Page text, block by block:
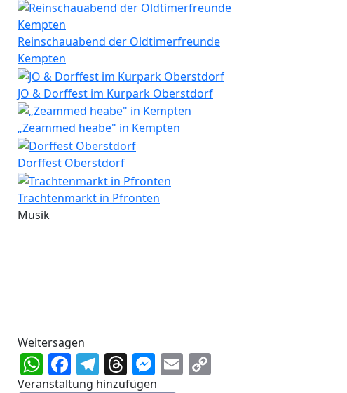
Reinschauabend der Oldtimerfreunde
Kempten
JO & Dorffest im Kurpark Oberstdorf
„Zeammed heabe" in Kempten
Dorffest Oberstdorf
Trachtenmarkt in Pfronten
Musik
Weitersagen
WhatsApp
Facebook
Telegram
Threads
Messenger
Email
Veranstaltung hinzufügen